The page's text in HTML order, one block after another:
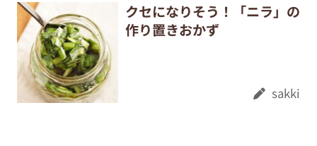
クセになりそう！「ニラ」の
作り置きおかず
sakki